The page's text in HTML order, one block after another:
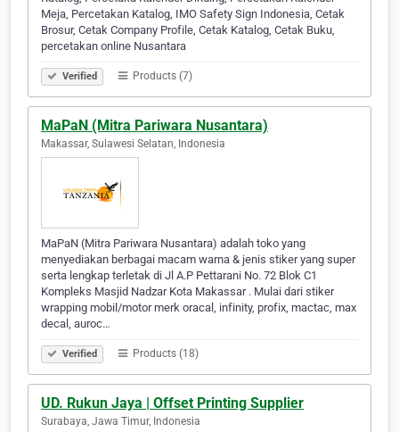
Meja, Percetakan Katalog, IMO Safety Sign Indonesia, Cetak
Brosur, Cetak Company Profile, Cetak Katalog, Cetak Buku,
percetakan online Nusantara
Verified Products (7)
MaPaN (Mitra Pariwara Nusantara)
Makassar, Sulawesi Selatan, Indonesia
MaPaN (Mitra Pariwara Nusantara) adalah toko yang
menyediakan berbagai macam warna & jenis stiker yang super
serta lengkap terletak di Jl A.P Pettarani No. 72 Blok C1
Kompleks Masjid Nadzar Kota Makassar . Mulai dari stiker
wrapping mobil/motor merk oracal, infinity, profix, mactac, max
decal, auroc…
Verified Products (18)
UD. Rukun Jaya | Offset Printing Supplier
Surabaya, Jawa Timur, Indonesia